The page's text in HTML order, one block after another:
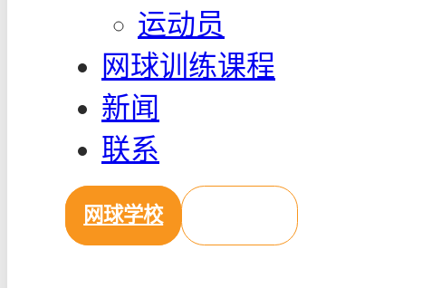
运动员
网球训练课程
新闻
联系
网球学校